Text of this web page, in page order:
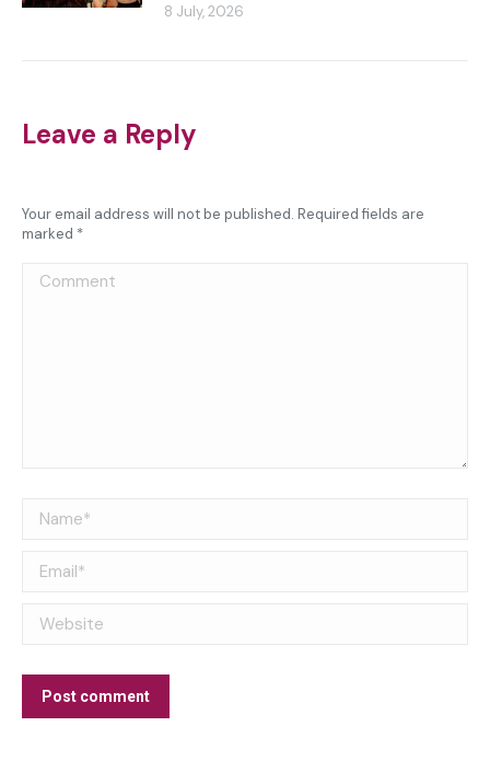
8 July, 2026
Leave a Reply
Your email address will not be published. Required fields are
marked *
Comment
Name *
Email *
Website
Post comment